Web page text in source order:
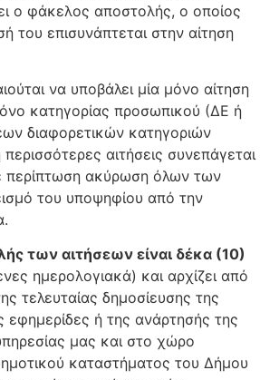
ο φάκελος αποστολής, ο οποίος
του επισυνάπτεται στην αίτηση
να υποβάλει μία μόνο αίτηση
κατηγορίας προσωπικού (ΔΕ ή
διαφορετικών κατηγοριών
αιτήσεις συνεπάγεται
περίπτωση ακύρωση όλων των
του υποψηφίου από την
των αιτήσεων είναι δέκα (10)
ημερολογιακά) και αρχίζει από
τελευταίας δημοσίευσης της
εφημερίδες ή της ανάρτησής της
μας και στο χώρο
καταστήματος του Δήμου